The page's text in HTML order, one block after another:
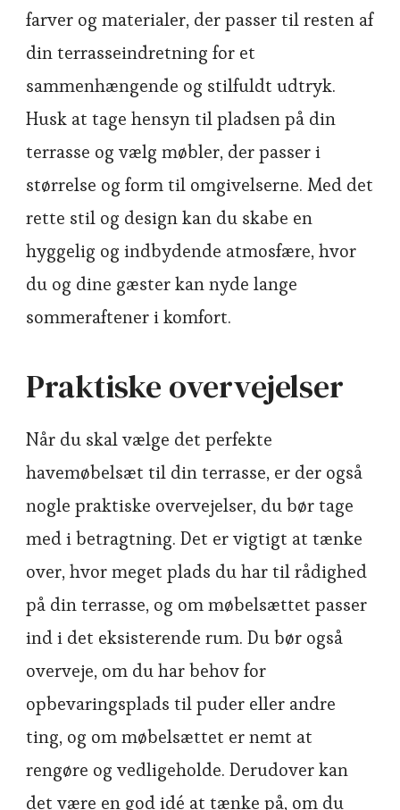
farver og materialer, der passer til resten af
din terrasseindretning for et
sammenhængende og stilfuldt udtryk.
Husk at tage hensyn til pladsen på din
terrasse og vælg møbler, der passer i
størrelse og form til omgivelserne. Med det
rette stil og design kan du skabe en
hyggelig og indbydende atmosfære, hvor
du og dine gæster kan nyde lange
sommeraftener i komfort.
Praktiske overvejelser
Når du skal vælge det perfekte
havemøbelsæt til din terrasse, er der også
nogle praktiske overvejelser, du bør tage
med i betragtning. Det er vigtigt at tænke
over, hvor meget plads du har til rådighed
på din terrasse, og om møbelsættet passer
ind i det eksisterende rum. Du bør også
overveje, om du har behov for
opbevaringsplads til puder eller andre
ting, og om møbelsættet er nemt at
rengøre og vedligeholde. Derudover kan
det være en god idé at tænke på, om du